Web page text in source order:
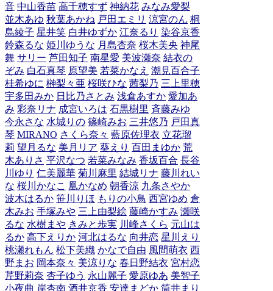
音 中山香苗 高千穂すず 神納花 みなみ愛梨
並木あゆ 秋葉あかね 戸田エミリ 涼宮のん 桐
島綾子 星井笑 白井ゆずか 江奈るり 染谷京香
鈴森るな 姫川ゆうな 月島杏奈 桜木美央 神尾
舞 サリー 芦田知子 南星愛 美波瀬奈 結衣の
ぞみ 白石真琴 原望美 若菜かなえ 潮見百合子
桂希ゆに 榊梨々亜 桜咲ひな 茜梨乃 三上里穂
宇多田みか 日比乃さとみ 浅倉あすか 愛加あ
み 彩奈リナ 成宮いろは 石黒樹里 斉藤みゆ
今永さな 水城りの 篠崎みお 三井悠乃 戸田真
琴 MIRANO さくら奈々 藍原佐理衣 立花瑠
莉 望月るな 美月リア 葵えり 百田まゆか 荒
木ありさ 平沢なつ 若菜みなみ 香坂百合 長谷
川ゆり 仁美麗華 菊川麻里 結城リナ 藤川れい
な 桜川かなこ 凰かなめ 朝香涼 九条さやか
波木はるか 笹川りほ もりの小鳥 西宮ゆめ 倉
木みお 手塚みや 三上由梨絵 藤崎かすみ 瀬咲
るな 水樹まや きみと歩実 川峰さくら 元山は
るか 高下えりか 河北はるな 向井恋 星川えり
桃瀬れもん 松下美織 かなで自由 風間萌衣 西
野まお 岡本奈々 美涼りな 春日野結衣 宮村恋
芹野莉奈 杏子ゆう 永山麗子 愛原ゆあ 美智子
小夜曲 岸杏南 酒井京香 安達まどか 筒井まり